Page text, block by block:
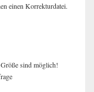
einen Korrekturdatei.
sind möglich!